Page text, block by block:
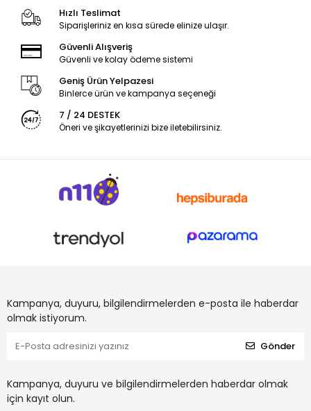
Hızlı Teslimat
Siparişleriniz en kısa sürede elinize ulaşır.
Güvenli Alışveriş
Güvenli ve kolay ödeme sistemi
Geniş Ürün Yelpazesi
Binlerce ürün ve kampanya seçeneği
7 / 24 DESTEK
Öneri ve şikayetlerinizi bize iletebilirsiniz.
Kampanya, duyuru, bilgilendirmelerden e-posta ile haberdar
olmak istiyorum.
Gönder
Kampanya, duyuru ve bilgilendirmelerden haberdar olmak
için kayıt olun.